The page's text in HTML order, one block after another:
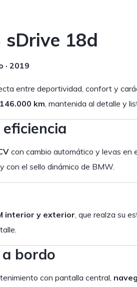
sDrive 18d
· 2019
entre deportividad, confort y
146.000 km, mantenida al detalle y
con cambio automático y levas en
con el sello dinámico de BMW.
interior y exterior, que realza su
bordo
con pantalla central,